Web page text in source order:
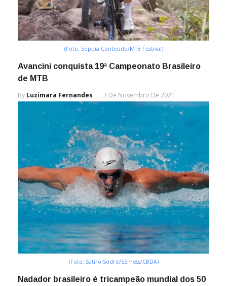
(Foto: Seppia Conteúdo/MTB Festival)
Avancini conquista 19ª Campeonato Brasileiro
de MTB
By Luzimara Fernandes 3 De Novembro De 2021
(Foto: Satiro Sodré/SSPress/CBDA)
Nadador brasileiro é tricampeão mundial dos 50